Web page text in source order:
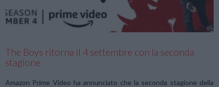
VIEW POST
The Boys ritorna il 4 settembre con la seconda
stagione
Amazon Prime Video ha annunciato che la seconda stagione della